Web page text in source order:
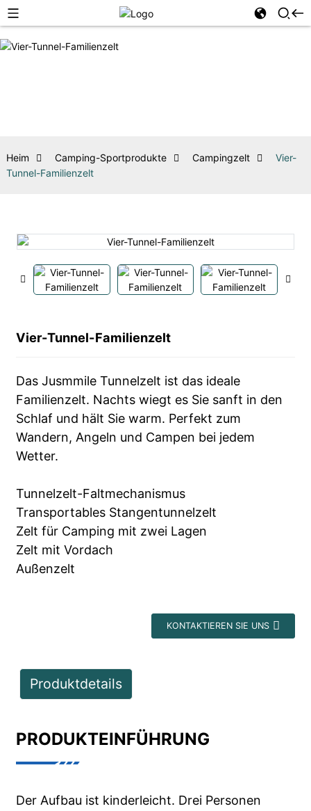
Heim Camping-Sportprodukte Campingzelt
Vier-
Tunnel-Familienzelt
Vier-Tunnel-Familienzelt
Das Jusmmile Tunnelzelt ist das ideale
Familienzelt. Nachts wiegt es Sie sanft in den
Schlaf und hält Sie warm. Perfekt zum
Wandern, Angeln und Campen bei jedem
Wetter.
Tunnelzelt-Faltmechanismus
Transportables Stangentunnelzelt
Zelt für Camping mit zwei Lagen
Zelt mit Vordach
Außenzelt
KONTAKTIEREN SIE UNS
Produktdetails
PRODUKTEINFÜHRUNG
Der Aufbau ist kinderleicht. Drei Personen